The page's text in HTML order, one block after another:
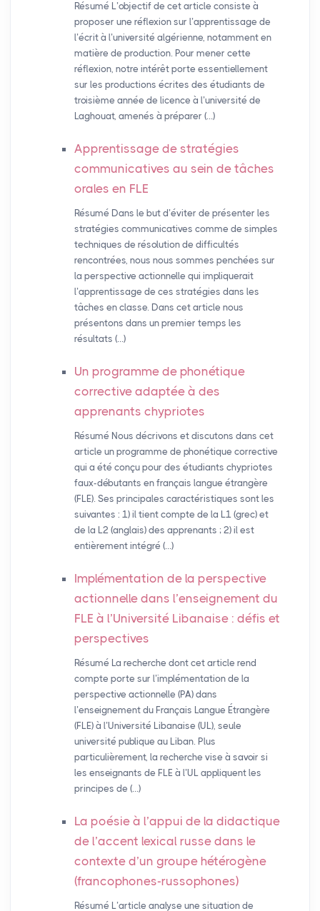
Résumé L’objectif de cet article consiste à
proposer une réflexion sur l’apprentissage de
l’écrit à l’université algérienne, notamment en
matière de production. Pour mener cette
réflexion, notre intérêt porte essentiellement
sur les productions écrites des étudiants de
troisième année de licence à l’université de
Laghouat, amenés à préparer (…)
Apprentissage de stratégies
communicatives au sein de tâches
orales en FLE
Résumé Dans le but d’éviter de présenter les
stratégies communicatives comme de simples
techniques de résolution de difficultés
rencontrées, nous nous sommes penchées sur
la perspective actionnelle qui impliquerait
l’apprentissage de ces stratégies dans les
tâches en classe. Dans cet article nous
présentons dans un premier temps les
résultats (…)
Un programme de phonétique
corrective adaptée à des
apprenants chypriotes
Résumé Nous décrivons et discutons dans cet
article un programme de phonétique corrective
qui a été conçu pour des étudiants chypriotes
faux-débutants en français langue étrangère
(FLE). Ses principales caractéristiques sont les
suivantes : 1) il tient compte de la L1 (grec) et
de la L2 (anglais) des apprenants ; 2) il est
entièrement intégré (…)
Implémentation de la perspective
actionnelle dans l’enseignement du
FLE à l’Université Libanaise : défis et
perspectives
Résumé La recherche dont cet article rend
compte porte sur l’implémentation de la
perspective actionnelle (PA) dans
l’enseignement du Français Langue Étrangère
(FLE) à l’Université Libanaise (UL), seule
université publique au Liban. Plus
particulièrement, la recherche vise à savoir si
les enseignants de FLE à l’UL appliquent les
principes de (…)
La poésie à l’appui de la didactique
de l’accent lexical russe dans le
contexte d’un groupe hétérogène
(francophones-russophones)
Résumé L’article analyse une situation de